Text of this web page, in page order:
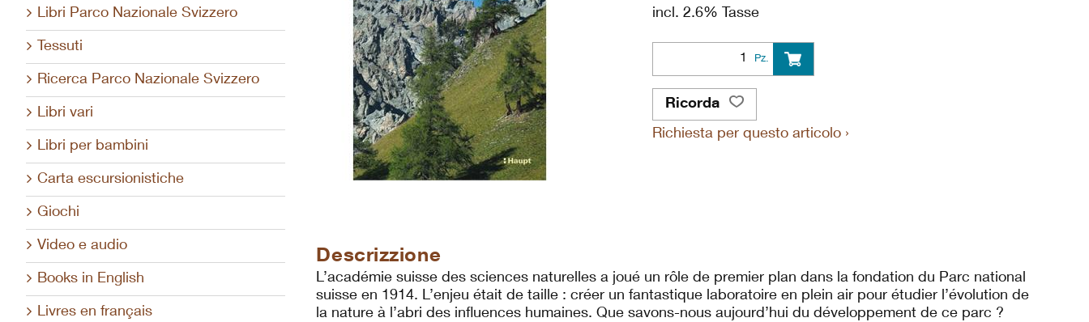
Libri Parco Nazionale Svizzero
Tessuti
Ricerca Parco Nazionale Svizzero
Libri vari
Libri per bambini
Carta escursionistiche
Giochi
Video e audio
Books in English
Livres en français
incl. 2.6% Tasse
Pz.
Ricorda
Richiesta per questo articolo ›
Descrizzione
L’académie suisse des sciences naturelles a joué un rôle de premier plan dans la fondation du Parc national
suisse en 1914. L’enjeu était de taille : créer un fantastique laboratoire en plein air pour étudier l’évolution de
la nature à l’abri des influences humaines. Que savons-nous aujourd’hui du développement de ce parc ?